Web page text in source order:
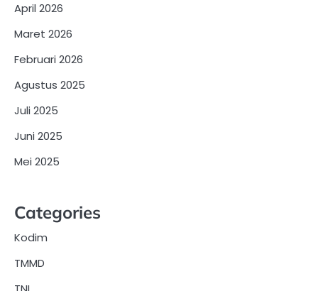
April 2026
Maret 2026
Februari 2026
Agustus 2025
Juli 2025
Juni 2025
Mei 2025
Categories
Kodim
TMMD